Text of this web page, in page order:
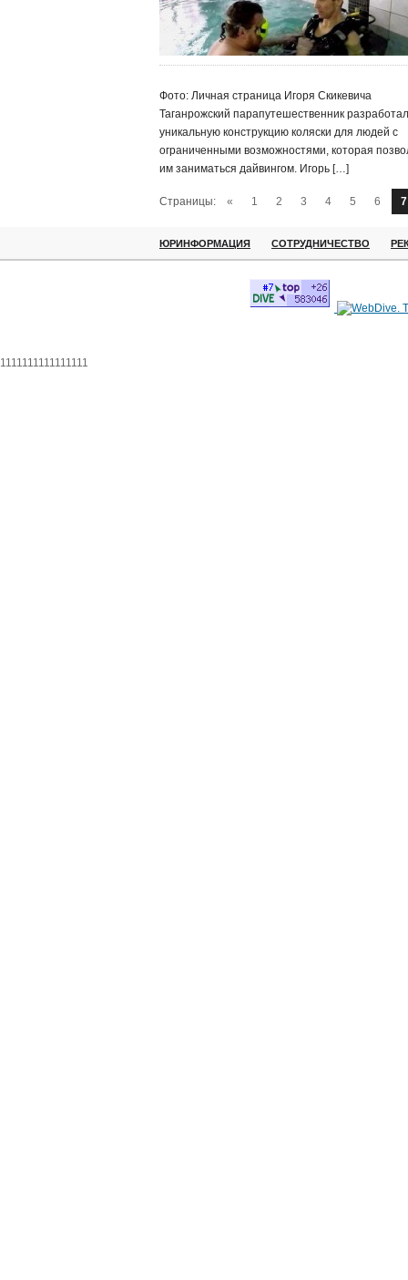
Фото: Личная страница Игоря Скикевича
Таганрожский парапутешественник разработал
уникальную конструкцию коляски для людей с
ограниченными возможностями, которая
им заниматься дайвингом. Игорь […]
Страницы: « 1 2 3 4 5 6 7
ЮРИНФОРМАЦИЯ СОТРУДНИЧЕСТВО
1111111111111111